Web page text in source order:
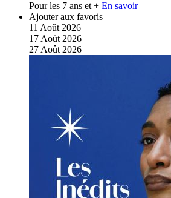
Pour les 7 ans et + En savoir
Ajouter aux favoris
11 Août 2026
17 Août 2026
27 Août 2026